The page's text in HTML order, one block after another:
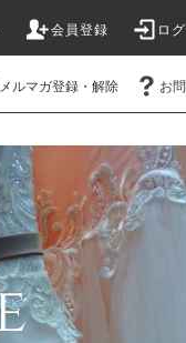
会員登録 ロ
メルマガ登録・解除 お